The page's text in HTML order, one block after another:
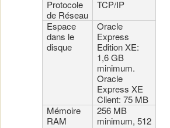
Protocole
de Réseau
TCP/IP
Espace
dans le
disque
Oracle
Express
Edition XE:
1,6 GB
minimum.
Oracle
Express XE
Client: 75 MB
Mémoire
RAM
256 MB
minimum, 512